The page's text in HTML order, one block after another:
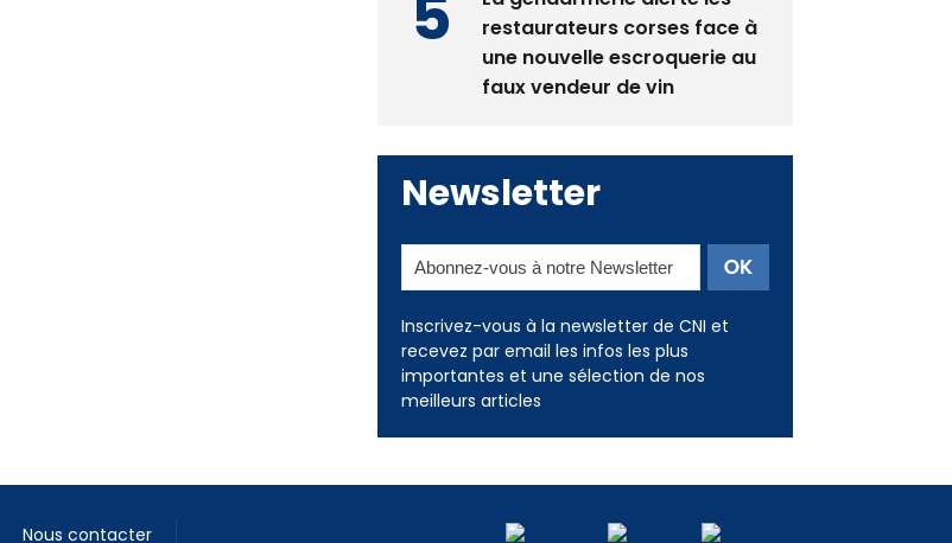
La gendarmerie alerte les
restaurateurs corses face à
Newsletter
Inscrivez-vous à la newsletter de CNI et
recevez par email les infos les plus